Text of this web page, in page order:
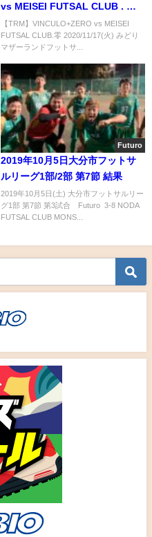
vs MEISEI FUTSAL CLUB . 零
さん 2020/11/17(火)
【TRM】VINCULO+ZERO vs MEISEI
FUTSAL CLUB.零 2020/11/17(火) みどり
マザーランドフットサ...
Futuro
2019年10月5日大分市フットサ
ルリーグ1部/2部 第7節 結果
2019年10月5日(土) 大分市フットサルリー
グ1部 第7節 第3試合 Futuro 3-8 NODA
FUTSAL CLUB MONS...